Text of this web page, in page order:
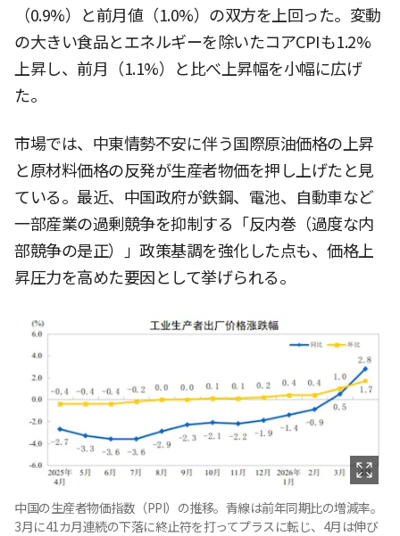
（0.9%）と前月値（1.0%）の双方を上回った。変動
の大きい食品とエネルギーを除いたコアCPIも1.2%
上昇し、前月（1.1%）と比べ上昇幅を小幅に広げ
た。
市場では、中東情勢不安に伴う国際原油価格の上昇
と原材料価格の反発が生産者物価を押し上げたと見
ている。最近、中国政府が鉄鋼、電池、自動車など
一部産業の過剰競争を抑制する「反内巻（過度な内
部競争の是正）」政策基調を強化した点も、価格上
昇圧力を高めた要因として挙げられる。
中国の生産者物価指数（PPI）の推移。青線は前年同期比の増減率。
3月に41カ月連続の下落に終止符を打ってプラスに転じ、4月は伸び